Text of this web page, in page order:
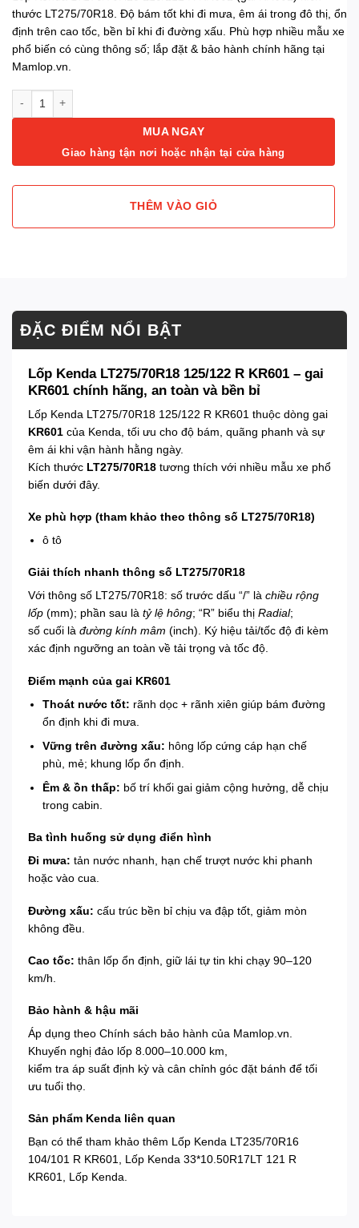
thước LT275/70R18. Độ bám tốt khi đi mưa, êm ái trong đô thị, ổn
định trên cao tốc, bền bỉ khi đi đường xấu. Phù hợp nhiều mẫu xe
phổ biến có cùng thông số; lắp đặt & bảo hành chính hãng tại
Mamlop.vn.
MUA NGAY
Giao hàng tận nơi hoặc nhận tại cửa hàng
THÊM VÀO GIỎ
ĐẶC ĐIỂM NỔI BẬT
Lốp Kenda LT275/70R18 125/122 R KR601 – gai
KR601 chính hãng, an toàn và bền bỉ
Lốp Kenda LT275/70R18 125/122 R KR601 thuộc dòng gai
KR601 của Kenda, tối ưu cho độ bám, quãng phanh và sự
êm ái khi vận hành hằng ngày.
Kích thước LT275/70R18 tương thích với nhiều mẫu xe phổ
biến dưới đây.
Xe phù hợp (tham khảo theo thông số LT275/70R18)
ô tô
Giải thích nhanh thông số LT275/70R18
Với thông số LT275/70R18: số trước dấu “/” là chiều rộng
lốp (mm); phần sau là tỷ lệ hông; “R” biểu thị Radial;
số cuối là đường kính mâm (inch). Ký hiệu tải/tốc độ đi kèm
xác định ngưỡng an toàn về tải trọng và tốc độ.
Điểm mạnh của gai KR601
Thoát nước tốt: rãnh dọc + rãnh xiên giúp bám đường
ổn định khi đi mưa.
Vững trên đường xấu: hông lốp cứng cáp hạn chế
phù, mẻ; khung lốp ổn định.
Êm & ồn thấp: bố trí khối gai giảm cộng hưởng, dễ chịu
trong cabin.
Ba tình huống sử dụng điển hình
Đi mưa: tản nước nhanh, hạn chế trượt nước khi phanh
hoặc vào cua.
Đường xấu: cấu trúc bền bỉ chịu va đập tốt, giảm mòn
không đều.
Cao tốc: thân lốp ổn định, giữ lái tự tin khi chạy 90–120
km/h.
Bảo hành & hậu mãi
Áp dụng theo Chính sách bảo hành của Mamlop.vn.
Khuyến nghị đảo lốp 8.000–10.000 km,
kiểm tra áp suất định kỳ và cân chỉnh góc đặt bánh để tối
ưu tuổi thọ.
Sản phẩm Kenda liên quan
Bạn có thể tham khảo thêm Lốp Kenda LT235/70R16
104/101 R KR601, Lốp Kenda 33*10.50R17LT 121 R
KR601, Lốp Kenda.